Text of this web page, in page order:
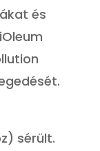
és
sérült.